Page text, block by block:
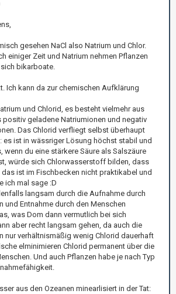
gesehen NaCl also Natrium und Chlor.
einiger Zeit und Natrium nehmen Pflanzen
bikarboate.
Ich kann da zur chemischen Aufklärung
und Chlorid, es besteht vielmehr aus
positiv geladene Natriumionen und negativ
Das Chlorid verfliegt selbst überhaupt
es ist in wässriger Lösung höchst stabil und
wenn du eine stärkere Säure als Salszäure
würde sich Chlorwasserstoff bilden, dass
ist im Fischbecken nicht praktikabel und
ich mal sage :D
langsam durch die Aufnahme durch
und Entnahme durch den Menschen
was Dom dann vermutlich bei sich
aber recht langsam gehen, da auch die
nur verhältnismäßig wenig Chlorid dauerhaft
elminimieren Chlorid permanent über die
Und auch Pflanzen habe je nach Typ
aus den Ozeanen minearlisiert in der Tat: